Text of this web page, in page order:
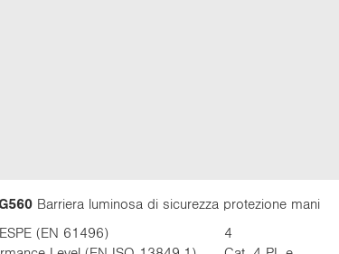
Barriera luminosa di sicurezza protezione mani
(EN 61496)
4